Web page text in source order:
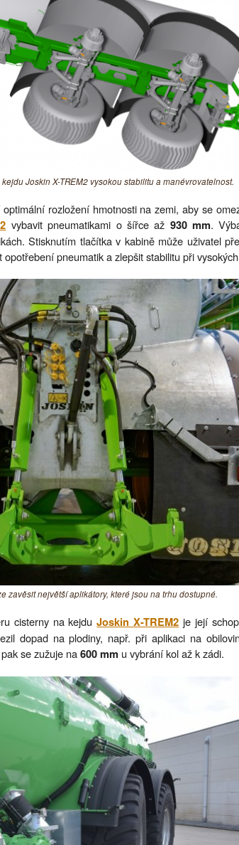
Joskin X-TREM2 vysokou stabilitu a manévrovatelnost.
rozložení hmotnosti na zemi, aby se
vybavit pneumatikami o šířce až 930 mm.
Stisknutím tlačítka v kabině může uživatel
pneumatik a zlepšit stabilitu při
zavěsit největší aplikátory, které jsou na trhu dostupné.
cisterny na kejduJoskin X-TREM2 je její
dopad na plodiny, např. při aplikaci na
se zužuje na600 mm u vybrání kol až k zádi.